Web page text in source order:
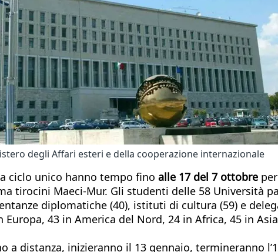
degli Affari esteri e della cooperazione internazionale
ciclo unico hanno tempo fino alle 17 del 7 ottobre
tirocini Maeci-Mur. Gli studenti delle 58 Università
diplomatiche (40), istituti di cultura (59) e
43 in America del Nord, 24 in Africa, 45 in
a distanza, inizieranno il 13 gennaio, termineranno